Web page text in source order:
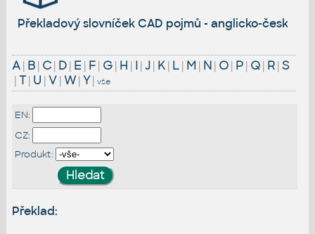
Překladový slovníček CAD pojmů - anglicko-český
A| B| C| D| E | F| G| H | I| J| K| L| M| N| O| P| Q| R| S
| T| U | V| W| Y| vše
EN:
CZ:
Produkt:
Překlad: